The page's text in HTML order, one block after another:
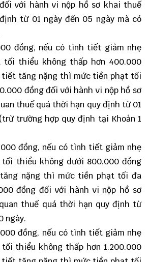
với hành vi nộp hồ sơ khai thuế
từ 01 ngày đến 05 ngày mà có
đồng, nếu có tình tiết giảm nhẹ
thiểu không thấp hơn 400.000
tiết tăng nặng thì mức tiền phạt tối
đồng đối với hành vi nộp hồ sơ
thuế quá thời hạn quy định từ 01
trường hợp quy định tại Khoản 1
đồng, nếu có tình tiết giảm nhẹ
thiểu không dưới 800.000 đồng
nặng thì mức tiền phạt tối đa
đồng đối với hành vi nộp hồ sơ
thuế quá thời hạn quy định từ
ngày.
đồng, nếu có tình tiết giảm nhẹ
thiểu không thấp hơn 1.200.000